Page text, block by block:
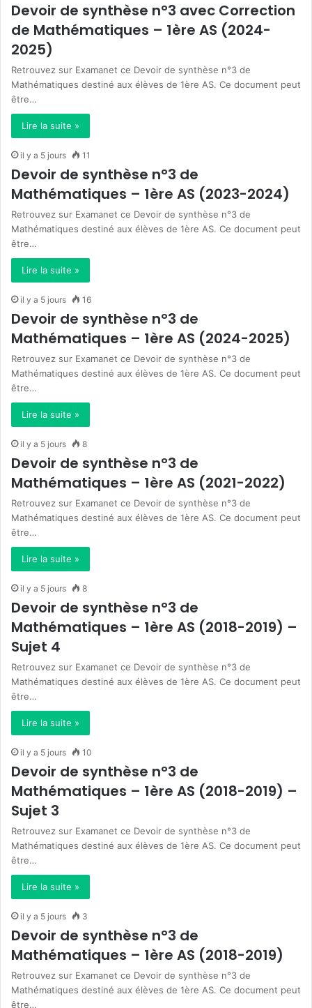
Devoir de synthèse n°3 avec Correction
de Mathématiques – 1ère AS (2024-
2025)
Retrouvez sur Examanet ce Devoir de synthèse n°3 de
Mathématiques destiné aux élèves de 1ère AS. Ce document peut
être…
Lire la suite »
il y a 5 jours 11
Devoir de synthèse n°3 de
Mathématiques – 1ère AS (2023-2024)
Retrouvez sur Examanet ce Devoir de synthèse n°3 de
Mathématiques destiné aux élèves de 1ère AS. Ce document peut
être…
Lire la suite »
il y a 5 jours 16
Devoir de synthèse n°3 de
Mathématiques – 1ère AS (2024-2025)
Retrouvez sur Examanet ce Devoir de synthèse n°3 de
Mathématiques destiné aux élèves de 1ère AS. Ce document peut
être…
Lire la suite »
il y a 5 jours 8
Devoir de synthèse n°3 de
Mathématiques – 1ère AS (2021-2022)
Retrouvez sur Examanet ce Devoir de synthèse n°3 de
Mathématiques destiné aux élèves de 1ère AS. Ce document peut
être…
Lire la suite »
il y a 5 jours 8
Devoir de synthèse n°3 de
Mathématiques – 1ère AS (2018-2019) –
Sujet 4
Retrouvez sur Examanet ce Devoir de synthèse n°3 de
Mathématiques destiné aux élèves de 1ère AS. Ce document peut
être…
Lire la suite »
il y a 5 jours 10
Devoir de synthèse n°3 de
Mathématiques – 1ère AS (2018-2019) –
Sujet 3
Retrouvez sur Examanet ce Devoir de synthèse n°3 de
Mathématiques destiné aux élèves de 1ère AS. Ce document peut
être…
Lire la suite »
il y a 5 jours 3
Devoir de synthèse n°3 de
Mathématiques – 1ère AS (2018-2019)
Retrouvez sur Examanet ce Devoir de synthèse n°3 de
Mathématiques destiné aux élèves de 1ère AS. Ce document peut
être…